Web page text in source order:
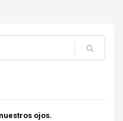
ojos.